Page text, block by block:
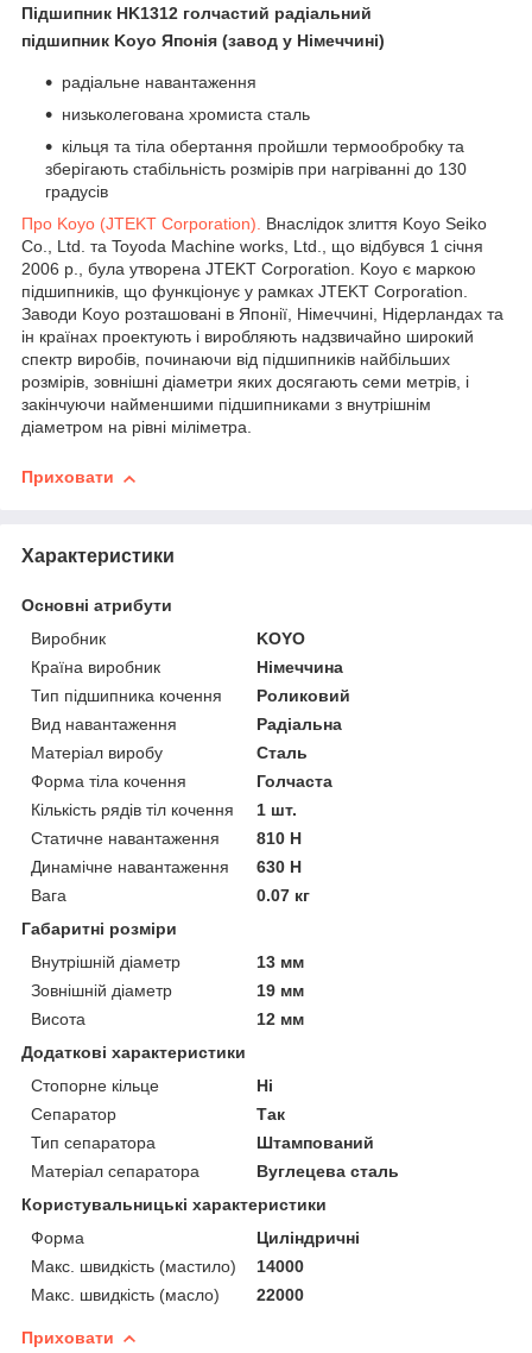
Підшипник HK1312 голчастий радіальний
підшипник Koyo Японія (завод у Німеччині)
радіальне навантаження
низьколегована хромиста сталь
кільця та тіла обертання пройшли термообробку та
зберігають стабільність розмірів при нагріванні до 130
градусів
Про Koyo (JTEKT Corporation). Внаслідок злиття Koyo Seiko
Co., Ltd. та Toyoda Machine works, Ltd., що відбувся 1 січня
2006 р., була утворена JTEKT Corporation. Koyo є маркою
підшипників, що функціонує у рамках JTEKT Corporation.
Заводи Koyo розташовані в Японії, Німеччині, Нідерландах та
ін країнах проектують і виробляють надзвичайно широкий
спектр виробів, починаючи від підшипників найбільших
розмірів, зовнішні діаметри яких досягають семи метрів, і
закінчуючи найменшими підшипниками з внутрішнім
діаметром на рівні міліметра.
Приховати
Характеристики
Основні атрибути
Виробник
KOYO
Країна виробник
Німеччина
Тип підшипника кочення
Роликовий
Вид навантаження
Радіальна
Матеріал виробу
Сталь
Форма тіла кочення
Голчаста
Кількість рядів тіл кочення
1 шт.
Статичне навантаження
810 Н
Динамічне навантаження
630 Н
Вага
0.07 кг
Габаритні розміри
Внутрішній діаметр
13 мм
Зовнішній діаметр
19 мм
Висота
12 мм
Додаткові характеристики
Стопорне кільце
Ні
Сепаратор
Так
Тип сепаратора
Штампований
Матеріал сепаратора
Вуглецева сталь
Користувальницькі характеристики
Форма
Циліндричні
Макс. швидкість (мастило)
14000
Макс. швидкість (масло)
22000
Приховати